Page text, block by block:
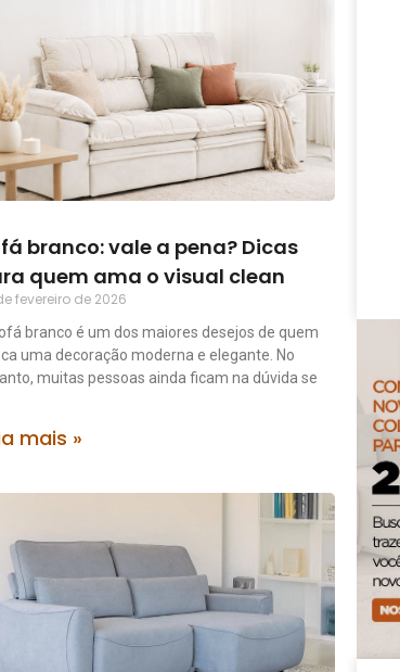
branco: vale a pena? Dicas
quem ama o visual clean
fevereiro de 2026
branco é um dos maiores desejos de quem
uma decoração moderna e elegante. No
muitas pessoas ainda ficam na dúvida se
mais »